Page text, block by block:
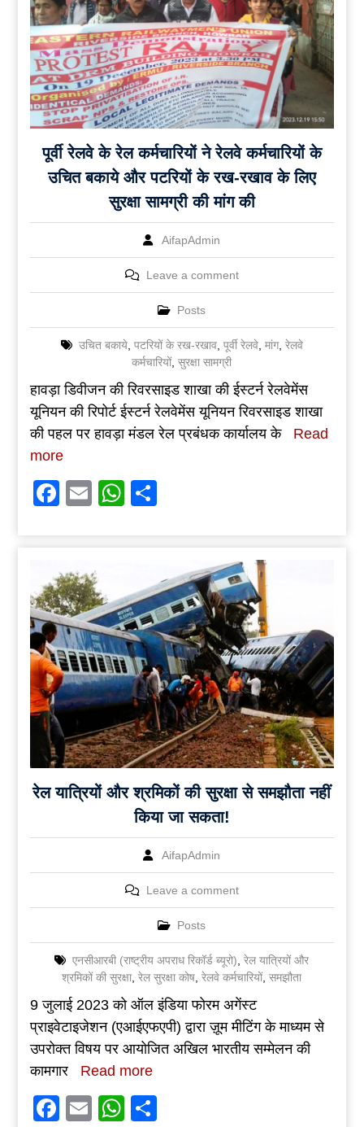
पूर्वी रेलवे के रेल कर्मचारियों ने रेलवे कर्मचारियों के
उचित बकाये और पटरियों के रख-रखाव के लिए
सुरक्षा सामग्री की मांग की
AifapAdmin
Leave a comment
Posts
उचित बकाये, पटरियों के रख-रखाव, पूर्वी रेलवे, मांग, रेलवे
कर्मचारियों,सुरक्षा सामग्री
हावड़ा डिवीजन की रिवरसाइड शाखा की ईस्टर्न रेलवेमेंस
यूनियन की रिपोर्ट ईस्टर्न रेलवेमेंस यूनियन रिवरसाइड शाखा
की पहल पर हावड़ा मंडल रेल प्रबंधक कार्यालय के
Read
more
Facebook
EmailWhatsApp
रेल यात्रियों और श्रमिकों की सुरक्षा से समझौता नहीं
किया जा सकता!
AifapAdmin
Leave a comment
Posts
एनसीआरबी (राष्ट्रीय अपराध रिकॉर्ड ब्यूरो) ,रेल यात्रियों और
श्रमिकों की सुरक्षा ,रेल सुरक्षा कोष ,रेलवे कर्मचारियों,समझौता
9 जुलाई 2023 को ऑल इंडिया फोरम अगेंस्ट
प्राइवेटाइजेशन (एआईएफएपी) द्वारा ज़ूम मीटिंग के माध्यम से
उपरोक्त विषय पर आयोजित अखिल भारतीय सम्मेलन की
कामगार
Read more
Facebook
EmailWhatsApp